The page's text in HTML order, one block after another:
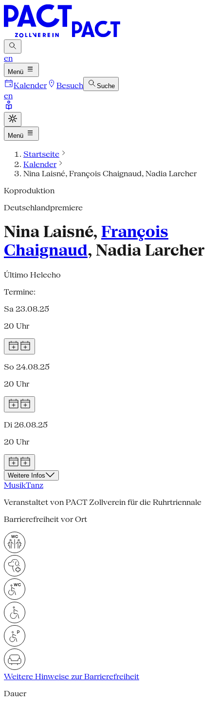
en
Menü
Kalender Besuch Suche
en
Menü
Startseite
Kalender
Nina Laisné, François Chaignaud, Nadia Larcher
Koproduktion
Deutschlandpremiere
Nina Laisné, François
Chaignaud, Nadia Larcher
Último Helecho
Termine:
Sa 23.08.25
20 Uhr
So 24.08.25
20 Uhr
Di 26.08.25
20 Uhr
Weitere Infos
MusikTanz
Veranstaltet von PACT Zollverein für die Ruhrtriennale
Barrierefreiheit vor Ort
Weitere Hinweise zur Barrierefreiheit
Dauer